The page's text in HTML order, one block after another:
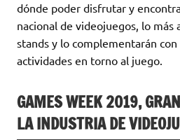
dónde poder disfrutar y
nacional de videojuegos, lo más
stands y lo complementarán
actividades en torno al juego.
GAMES WEEK 2019,
LA INDUSTRIA DE